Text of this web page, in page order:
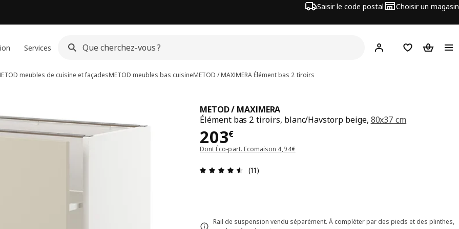
Saisir le code postal Choisir un magasin
Services Mon compteFavorisPanier
meubles de cuisine et façadesMETOD meubles bas cuisineMETOD / MAXIMERAÉlément bas 2 tiroirs
METOD / MAXIMERA
Élément bas 2 tiroirs, blanc/Havstorp beige, 80x37 cm
203€
Prix 203€
Dont Éco-part. Ecomaison 4,94€
Avis: 4.5 sur 5 étoiles Nombre total d'avis: 11
(11)
Rail de suspension vendu séparément. À compléter par des pieds et des plinthes,